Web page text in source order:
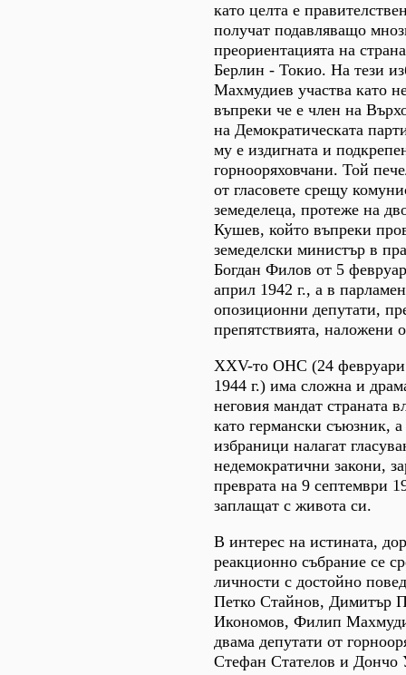
като целта е
получат подавляващо
преориентацията на
Берлин - Токио. На тези
Махмудиев участва като
въпреки че е член на
на Демократическата
му е издигната и
горнооряховчани. Той
от гласовете срещу
земеделеца, протеже на
Кушев, който въпреки
земеделски министър в
Богдан Филов от 5
април 1942 г., а в
опозиционни депутати,
препятствията, наложени
XXV-то ОНС (24 февруари
1944 г.) има сложна и
неговия мандат страната
като германски съюзник,
избраници налагат
недемократични закони,
преврата на 9 септември
заплащат с живота си.
В интерес на истината,
реакционно събрание се
личности с достойно
Петко Стайнов, Димитър
Икономов, Филип
двама депутати от
Стефан Стателов и Дончо